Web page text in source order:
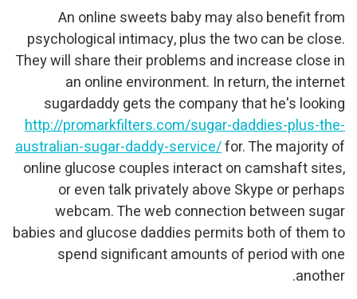
An online sweets baby may also benefit from
psychological intimacy, plus the two can be close.
They will share their problems and increase close in
an online environment. In return, the internet
sugardaddy gets the company that he's looking
http://promarkfilters.com/sugar-daddies-plus-the-
australian-sugar-daddy-service/for. The majority of
online glucose couples interact on camshaft sites,
or even talk privately above Skype or perhaps
webcam. The web connection between sugar
babies and glucose daddies permits both of them to
spend significant amounts of period with one
another.